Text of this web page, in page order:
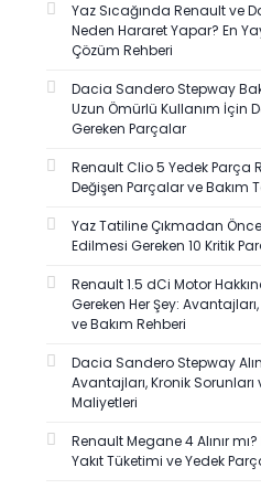
Yaz Sıcağında Renault ve
Neden Hararet Yapar? En
Çözüm Rehberi
Dacia Sandero Stepway
Uzun Ömürlü Kullanım İçin
Gereken Parçalar
Renault Clio 5 Yedek Parça
Değişen Parçalar ve Bakım
Yaz Tatiline Çıkmadan
Edilmesi Gereken 10 Kritik
Renault 1.5 dCi Motor
Gereken Her Şey:
ve Bakım Rehberi
Dacia Sandero Stepway
Avantajları, Kronik Sorunları
Maliyetleri
Renault Megane 4 Alınır
Yakıt Tüketimi ve Yedek